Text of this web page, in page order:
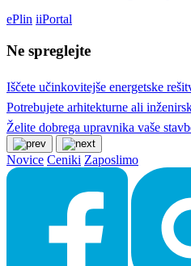
ePlin iiPortal
Ne spreglejte
Iščete učinkovitejše energetske
Potrebujete arhitekturne ali
Želite dobrega upravnika vaše
Novice Ceniki Zaposlimo